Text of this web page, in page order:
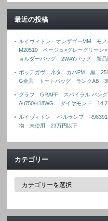
最近の投稿
ルイヴィトン オンザゴーMM モノ
M20510 ベージュ×グレーグリー
ョルダーバッグ 2WAYバッグ 新
ボッテガヴェネタ カバPM 黒
G金具 トートバッグ ランクAB
グラフ GRAFF スパイラル バン
Au750/K18WG ダイヤモンド
ルイヴィトン ベルランプ
物 未使用 23万円以下
カテゴリー
カ
ー